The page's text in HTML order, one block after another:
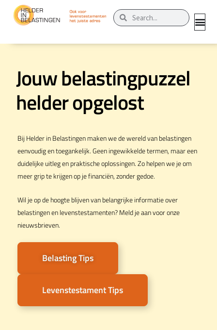
naar
ZoekenZoeken
Jouw belastingpuzzel
helder opgelost
Bij Helder in Belastingen maken we de wereld van belastingen
eenvoudig en toegankelijk.Geen ingewikkelde termen, maar een
duidelijke uitleg en praktische oplossingen. Zo helpen we je om
meer grip te krijgen op je financiën, zonder gedoe.
Wil je op de hoogte blijven van belangrijke informatie over
belastingen en levenstestamenten? Meld je aan voor onze
nieuwsbrieven.
Belasting Tips
Levenstestament Tips